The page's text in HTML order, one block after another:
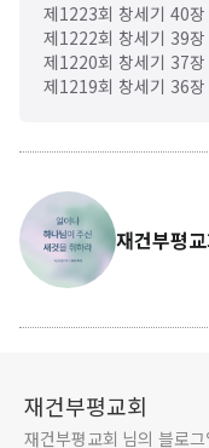
제1223회 창세기 40장
제1222회 창세기 39장
제1220회 창세기 37장
제1219회 창세기 36장
재건부평
재건부평교회
재건부평교회 님의 블로그